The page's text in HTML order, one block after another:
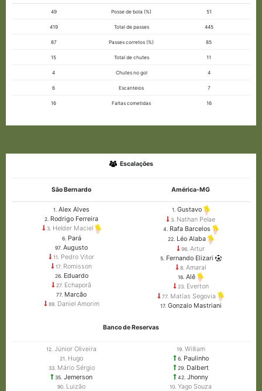
49 Posse de bola (%) 51
419 Total de passes 445
87 Passes corretos (%) 85
15 Total de chutes 11
4 Chutes no gol 4
6 Escanteios 7
16 Faltas cometidas 16
Escalações
São Bernardo América-MG
1. Alex Alves
2. Rodrigo Ferreira
3.Helder Maciel
6.Pará
97. Augusto
11. Pedro Vitor
17. Romisson
26.Eduardo
27. Echaporã
77. Marcão
89.Daniel Amorim
1.Gustavo
3. Nathan Pelae
4.Rafa Barcelos
22.Léo Alaba
96. Artur
5. Fernando Elizari
8. Amaral
16. Alê
23.Everton
77. Matías Segovia
17.Gonzalo Mastriani
Banco de Reservas
12. Júnior Oliveira
21. Hugo
33.Mário Sérgio
35. Jemerson
90. Luizão
19.William
6.Paulinho
29.Dalbert
42. Jhonny
10. Yago Souza